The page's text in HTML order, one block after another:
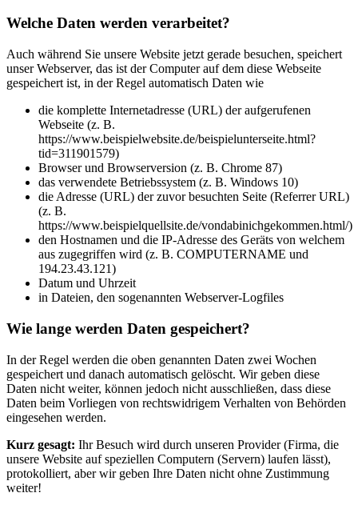
Welche Daten werden verarbeitet?
Auch während Sie unsere Website jetzt gerade besuchen, speichert
unser Webserver, das ist der Computer auf dem diese Webseite
gespeichert ist, in der Regel automatisch Daten wie
die komplette Internetadresse (URL) der aufgerufenen
Webseite (z. B.
https://www.beispielwebsite.de/beispielunterseite.html?
tid=311901579)
Browser und Browserversion (z. B. Chrome 87)
das verwendete Betriebssystem (z. B. Windows 10)
die Adresse (URL) der zuvor besuchten Seite (Referrer URL)
(z. B.
https://www.beispielquellsite.de/vondabinichgekommen.html/)
den Hostnamen und die IP-Adresse des Geräts von welchem
aus zugegriffen wird (z. B. COMPUTERNAME und
194.23.43.121)
Datum und Uhrzeit
in Dateien, den sogenannten Webserver-Logfiles
Wie lange werden Daten gespeichert?
In der Regel werden die oben genannten Daten zwei Wochen
gespeichert und danach automatisch gelöscht. Wir geben diese
Daten nicht weiter, können jedoch nicht ausschließen, dass diese
Daten beim Vorliegen von rechtswidrigem Verhalten von Behörden
eingesehen werden.
Kurz gesagt: Ihr Besuch wird durch unseren Provider (Firma, die
unsere Website auf speziellen Computern (Servern) laufen lässt),
protokolliert, aber wir geben Ihre Daten nicht ohne Zustimmung
weiter!